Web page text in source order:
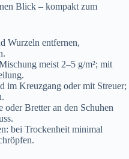
Blick – kompakt zum
Wurzeln entfernen,
meist 2–5 g/m²; mit
im Kreuzgang oder mit Streuer;
oder Bretter an den Schuhen
bei Trockenheit minimal